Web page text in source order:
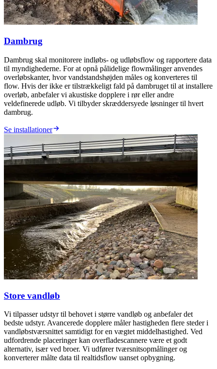
Dambrug
Dambrug skal monitorere indløbs- og udløbsflow og rapportere data
til myndighederne. For at opnå pålidelige flowmålinger anvendes
overløbskanter, hvor vandstandshøjden måles og konverteres til
flow. Hvis der ikke er tilstrækkeligt fald på dambruget til at installere
overløb, anbefaler vi akustiske dopplere i rør eller andre
veldefinerede udløb. Vi tilbyder skræddersyede løsninger til hvert
dambrug.
Se installationer
Store vandløb
Vi tilpasser udstyr til behovet i større vandløb og anbefaler det
bedste udstyr. Avancerede dopplere måler hastigheden flere steder i
vandløbstværsnittet samtidigt for en vægtet middelhastighed. Ved
udfordrende placeringer kan overfladescannere være et godt
alternativ, især ved broer. Vi udfører tværsnitsopmålinger og
konverterer målte data til realtidsflow uanset opbygning.